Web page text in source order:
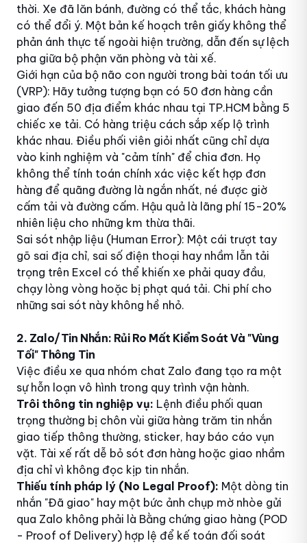
thời. Xe đã lăn bánh, đường có thể tắc, khách hàng
có thể đổi ý. Một bản kế hoạch trên giấy không thể
phản ánh thực tế ngoài hiện trường, dẫn đến sự lệch
pha giữa bộ phận văn phòng và tài xế.
Giới hạn của bộ não con người trong bài toán tối ưu
(VRP): Hãy tưởng tượng bạn có 50 đơn hàng cần
giao đến 50 địa điểm khác nhau tại TP.HCM bằng 5
chiếc xe tải. Có hàng triệu cách sắp xếp lộ trình
khác nhau. Điều phối viên giỏi nhất cũng chỉ dựa
vào kinh nghiệm và "cảm tính" để chia đơn. Họ
không thể tính toán chính xác việc kết hợp đơn
hàng để quãng đường là ngắn nhất, né được giờ
cấm tải và đường cấm. Hậu quả là lãng phí 15-20%
nhiên liệu cho những km thừa thãi.
Sai sót nhập liệu (Human Error): Một cái trượt tay
gõ sai địa chỉ, sai số điện thoại hay nhầm lẫn tải
trọng trên Excel có thể khiến xe phải quay đầu,
chạy lòng vòng hoặc bị phạt quá tải. Chi phí cho
những sai sót này không hề nhỏ.
2. Zalo/Tin Nhắn: Rủi Ro Mất Kiểm Soát Và "Vùng
Tối" Thông Tin
Việc điều xe qua nhóm chat Zalo đang tạo ra một
sự hỗn loạn vô hình trong quy trình vận hành.
Trôi thông tin nghiệp vụ: Lệnh điều phối quan
trọng thường bị chôn vùi giữa hàng trăm tin nhắn
giao tiếp thông thường, sticker, hay báo cáo vụn
vặt. Tài xế rất dễ bỏ sót đơn hàng hoặc giao nhầm
địa chỉ vì không đọc kịp tin nhắn.
Thiếu tính pháp lý (No Legal Proof): Một dòng tin
nhắn "Đã giao" hay một bức ảnh chụp mờ nhòe gửi
qua Zalo không phải là Bằng chứng giao hàng (POD
- Proof of Delivery) hợp lệ để kế toán đối soát